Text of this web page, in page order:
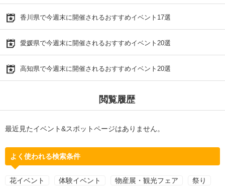
香川県で今週末に開催されるおすすめイベント17選
愛媛県で今週末に開催されるおすすめイベント20選
高知県で今週末に開催されるおすすめイベント20選
閲覧履歴
最近見たイベント&スポットページはありません。
よく使われる検索条件
花イベント 体験イベント 物産展・観光フェア 祭り